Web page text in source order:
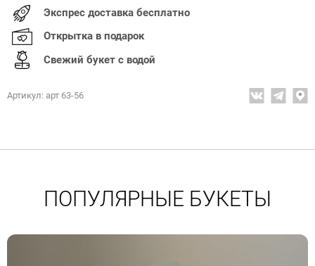
Экспрес доставка бесплатно
Открытка в подарок
Свежий букет с водой
Артикул: арт 63-56
ПОПУЛЯРНЫЕ БУКЕТЫ